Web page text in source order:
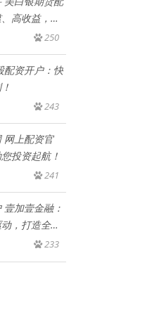
高收益，轻
250
配资开户：快
243
网上配资官
投资起航！
241
加壹金融：
，打造全方
233